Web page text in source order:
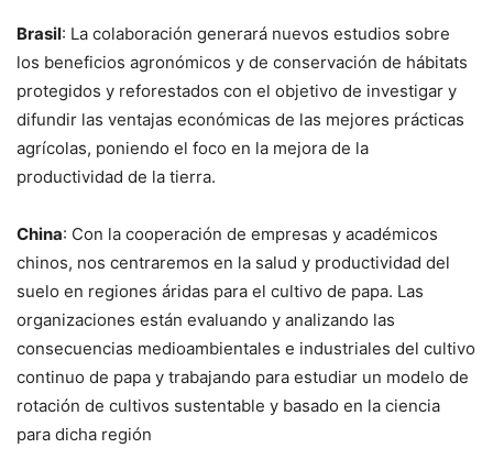
Brasil: La colaboración generará nuevos estudios sobre
los beneficios agronómicos y de conservación de hábitats
protegidos y reforestados con el objetivo de investigar y
difundir las ventajas económicas de las mejores prácticas
agrícolas, poniendo el foco en la mejora de la
productividad de la tierra.
China: Con la cooperación de empresas y académicos
chinos, nos centraremos en la salud y productividad del
suelo en regiones áridas para el cultivo de papa. Las
organizaciones están evaluando y analizando las
consecuencias medioambientales e industriales del cultivo
continuo de papa y trabajando para estudiar un modelo de
rotación de cultivos sustentable y basado en la ciencia
para dicha región